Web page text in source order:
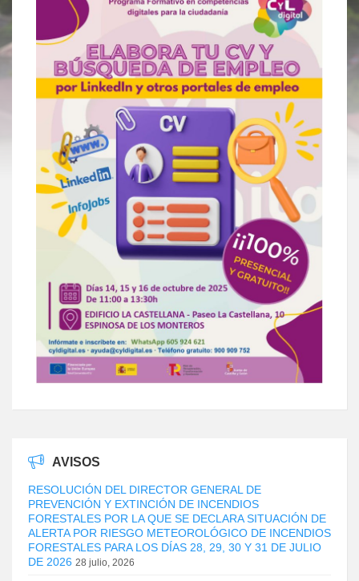
AVISOS
RESOLUCIÓN DEL DIRECTOR GENERAL DE
PREVENCIÓN Y EXTINCIÓN DE INCENDIOS
FORESTALES POR LA QUE SE DECLARA SITUACIÓN DE
ALERTA POR RIESGO METEOROLÓGICO DE INCENDIOS
FORESTALES PARA LOS DÍAS 28, 29, 30 Y 31 DE JULIO
DE 2026 28 julio, 2026